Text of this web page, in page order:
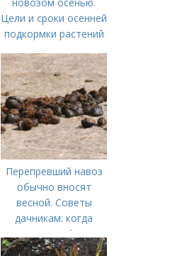
Цели и сроки осенней
подкормки растений
Перепревший навоз
обычно вносят
весной. Советы
дачникам: когда
вносить удобрение
— весной или осенью